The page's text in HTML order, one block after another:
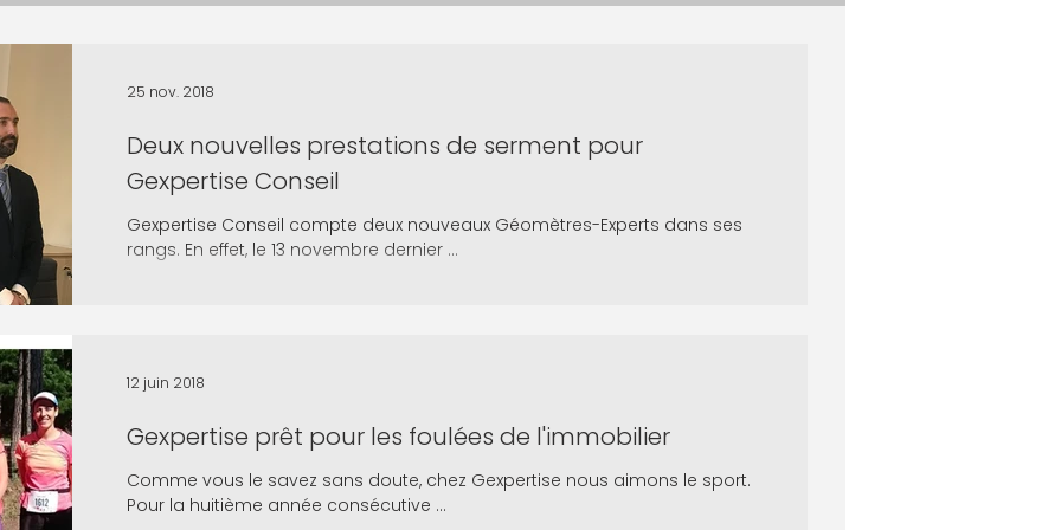
Deux nouvelles prestations de serment pour
Gexpertise Conseil
Gexpertise Conseil compte deux nouveaux Géomètres-Experts dans ses
rangs. En effet, le 13 novembre dernier ...
25 nov. 2018
Gexpertise prêt pour les foulées de l'immobilier
Comme vous le savez sans doute, chez Gexpertise nous aimons le sport.
Pour la huitième année consécutive ...
12 juin 2018